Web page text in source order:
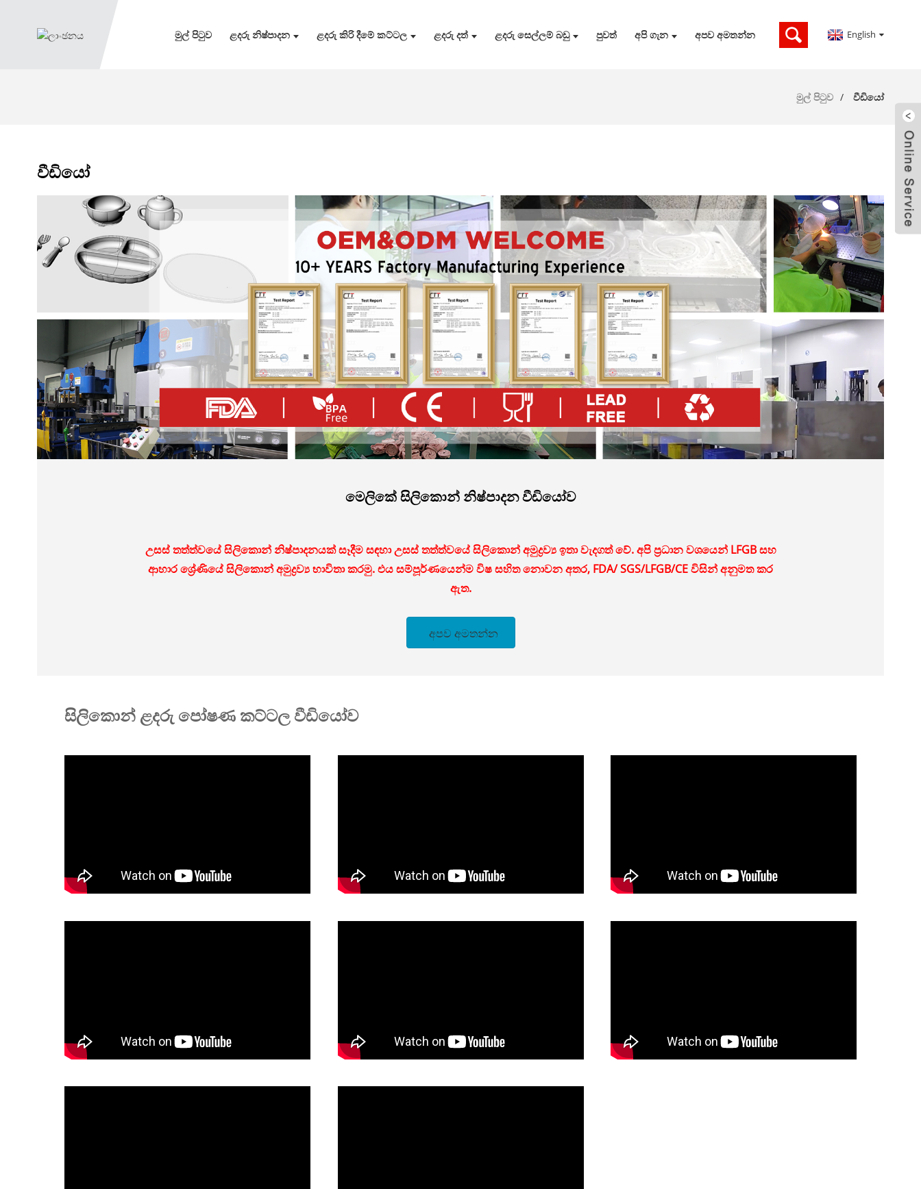
මුල් පිටුව ළදරු නිෂ්පාදන ළදරු කිරි දීමේ කට්ටල ළදරු දත් ළදරු සෙල්ලම් බඩු පුවත් අපි ගැන අපව අමතන්න English
මුල් පිටුව වීඩියෝ
වීඩියෝ
මෙලිකේ සිලිකොන් නිෂ්පාදන වීඩියෝව
උසස් තත්ත්වයේ සිලිකොන් නිෂ්පාදනයක් සෑදීම සඳහා උසස් තත්ත්වයේ සිලිකොන් අමුද්‍රව්‍ය ඉතා වැදගත් වේ. අපි ප්‍රධාන වශයෙන් LFGB සහ
ආහාර ශ්‍රේණියේ සිලිකොන් අමුද්‍රව්‍ය භාවිතා කරමු. එය සම්පූර්ණයෙන්ම විෂ සහිත නොවන අතර, FDA/ SGS/LFGB/CE විසින් අනුමත කර
ඇත.
අපව අමතන්න
සිලිකොන් ළදරු පෝෂණ කට්ටල වීඩියෝව